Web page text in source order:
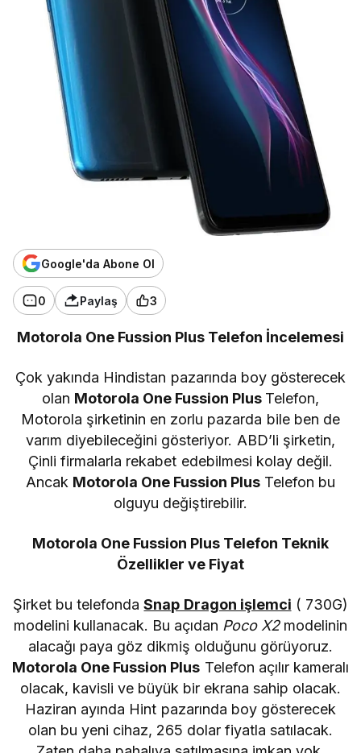
Google'da Abone Ol
0 Paylaş 3
Motorola One Fussion Plus Telefon İncelemesi
Çok yakında Hindistan pazarında boy gösterecek
olan Motorola One Fussion Plus Telefon,
Motorola şirketinin en zorlu pazarda bile ben de
varım diyebileceğini gösteriyor. ABD’li şirketin,
Çinli firmalarla rekabet edebilmesi kolay değil.
Ancak Motorola One Fussion Plus Telefon bu
olguyu değiştirebilir.
Motorola One Fussion Plus Telefon Teknik
Özellikler ve Fiyat
Şirket bu telefondaSnap Dragon işlemci ( 730G)
modelini kullanacak. Bu açıdan Poco X2 modelinin
alacağı paya göz dikmiş olduğunu görüyoruz.
Motorola One Fussion Plus Telefon açılır kameralı
olacak, kavisli ve büyük bir ekrana sahip olacak.
Haziran ayında Hint pazarında boy gösterecek
olan bu yeni cihaz, 265 dolar fiyatla satılacak.